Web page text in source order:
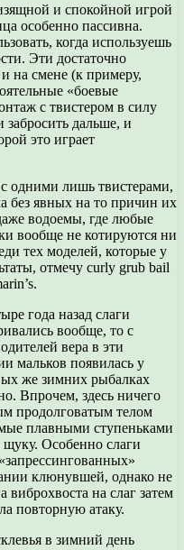
и спокойной игрой
особенно пассивна.
когда используешь
Эти достаточно
на смене (к примеру,
«боевые
с твистером в силу
дальше, и
это играет
одними лишь твистерами,
без явных на то причин их
водоемы, где любые
вообще не котируются ни
тех моделей, которые у
отмечу curly grub bail
года назад слаги
вообще, то с
вера в эти
мальков появилась у
же зимних рыбалках
Впрочем, здесь ничего
продолговатым телом
плавными ступеньками
щуку. Особенно слаги
клюнувшей, однако не
на слаг затем
повторную атаку.
в зимний день